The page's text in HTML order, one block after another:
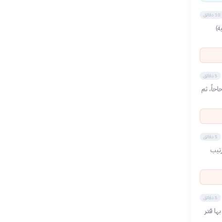
10 دقائق
5 دقائق
ثم
5 دقائق
5 دقائق
قدر